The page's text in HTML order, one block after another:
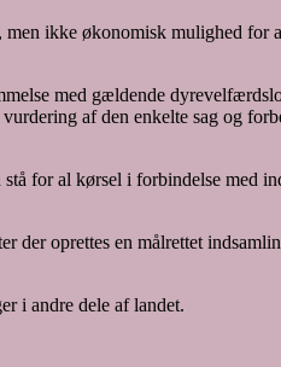
men ikke økonomisk mulighed for
med gældende
af den enkelte sag og
for al kørsel i forbindelse med
der oprettes en målrettet
i andre dele af landet.